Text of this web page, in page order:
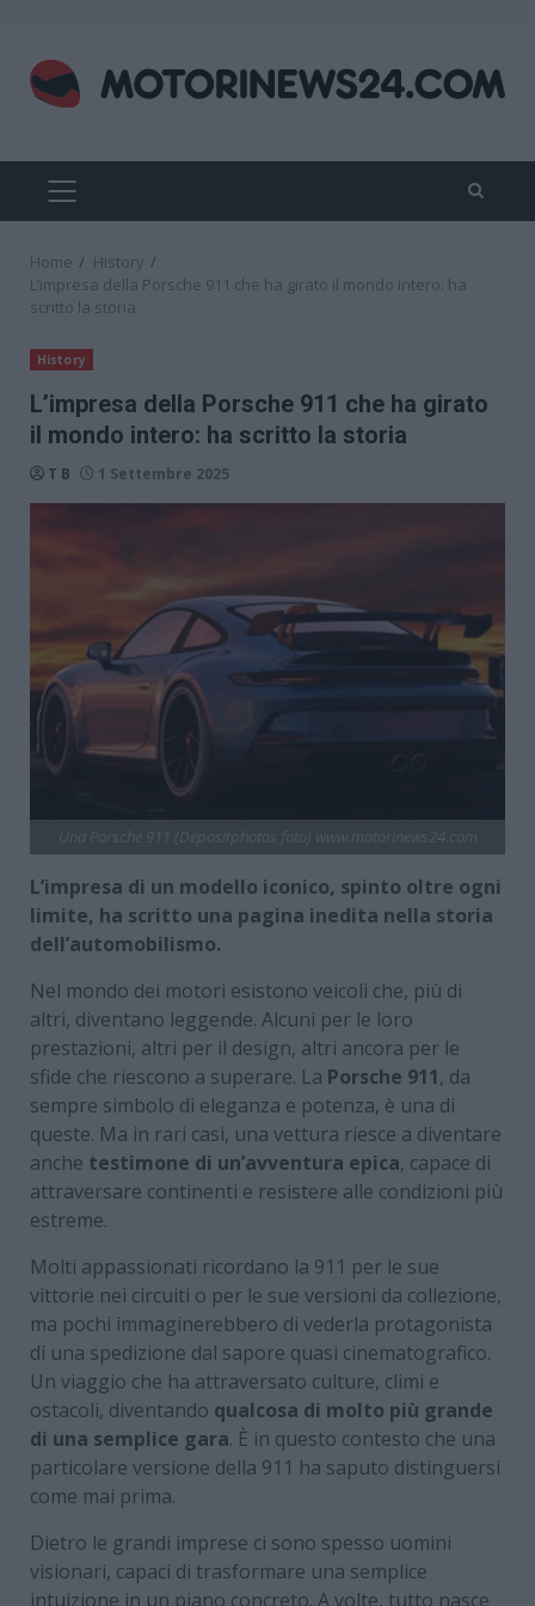
content
PRIMARY
MENU
Home
History
L’impresa della Porsche 911 che ha girato il mondo intero: ha
scritto la storia
History
L’impresa della Porsche 911 che ha girato
il mondo intero: ha scritto la storia
T B 1 Settembre 2025
L’impresa di un modello iconico, spinto oltre ogni
limite, ha scritto una pagina inedita nella storia
dell’automobilismo.
Nel mondo dei motori esistono veicoli che, più di
altri, diventano leggende. Alcuni per le loro
prestazioni, altri per il design, altri ancora per le
sfide che riescono a superare. La Porsche 911, da
sempre simbolo di eleganza e potenza, è una di
queste. Ma in rari casi, una vettura riesce a diventare
anche testimone di un’avventura epica, capace di
attraversare continenti e resistere alle condizioni più
estreme.
Molti appassionati ricordano la 911 per le sue
vittorie nei circuiti o per le sue versioni da collezione,
ma pochi immaginerebbero di vederla protagonista
di una spedizione dal sapore quasi cinematografico.
Un viaggio che ha attraversato culture, climi e
ostacoli, diventando qualcosa di molto più grande
di una semplice gara. È in questo contesto che una
particolare versione della 911 ha saputo distinguersi
come mai prima.
Dietro le grandi imprese ci sono spesso uomini
visionari, capaci di trasformare una semplice
intuizione in un piano concreto. A volte, tutto nasce